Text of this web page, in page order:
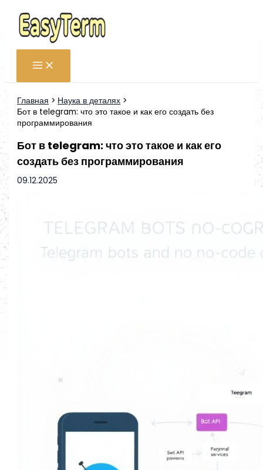
Перейти
содержимому
Главная
Наука в деталях
Бот в telegram: что это такое и как его создать без
программирования
Бот в telegram: что это такое и как его
создать без программирования
09.12.2025